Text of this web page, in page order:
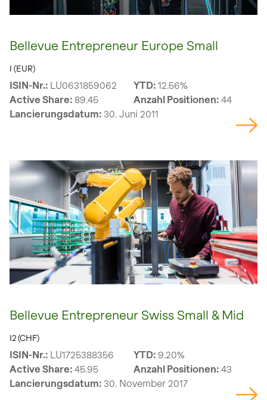
Bellevue Entrepreneur Europe Small
I (EUR)
ISIN-Nr.: LU0631859062 YTD: 12.56%
Active Share: 89.45 Anzahl Positionen: 44
Lancierungsdatum: 30. Juni 2011
Bellevue Entrepreneur Swiss Small & Mid
I2 (CHF)
ISIN-Nr.: LU1725388356 YTD: 9.20%
Active Share: 45.95 Anzahl Positionen: 43
Lancierungsdatum: 30. November 2017